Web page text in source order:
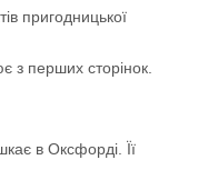
пригодницької
з перших сторінок.
в Оксфорді. Її